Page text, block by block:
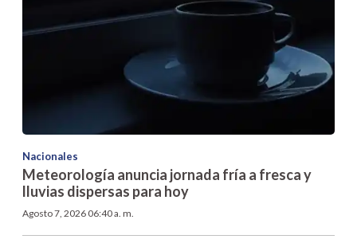
Nacionales
Meteorología anuncia jornada fría a fresca y
lluvias dispersas para hoy
Agosto 7, 2026 06:40 a. m.